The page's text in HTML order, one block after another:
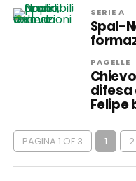
SERIE A
Spal-
PAGELLE
difesa
Felipe
PAGINA 1 OF 3 1 2